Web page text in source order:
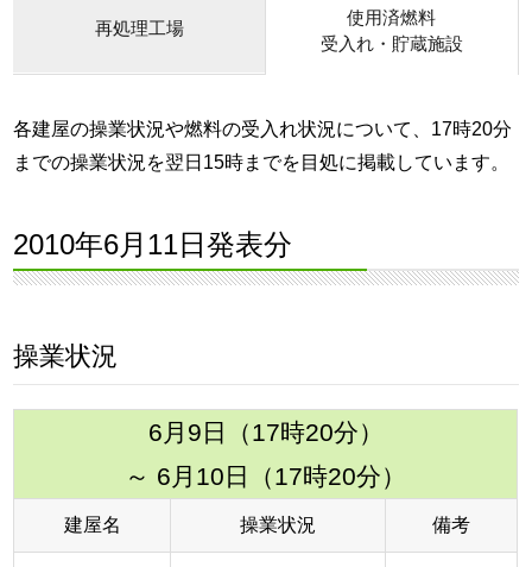
再処理工場
使用済燃料
受入れ・貯蔵施設
各建屋の操業状況や燃料の受入れ状況について、17時20分
までの操業状況を翌日15時までを目処に掲載しています。
2010年6月11日発表分
操業状況
6月9日（17時20分）
～ 6月10日（17時20分）
建屋名 操業状況 備考